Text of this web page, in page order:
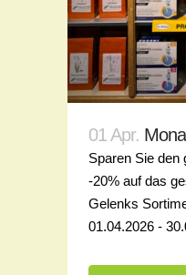
01 Apr.
Sparen Sie den
-20% auf das
Gelenks
01.04.2026 -